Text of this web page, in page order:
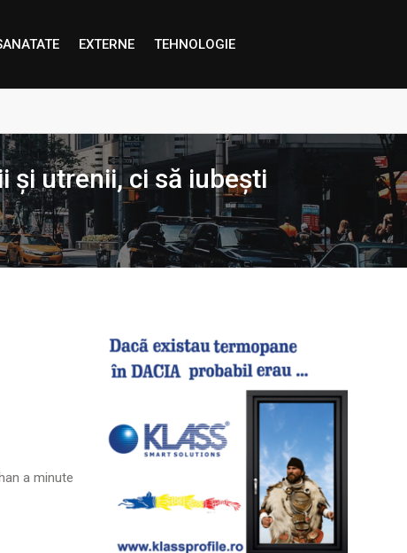
EXTERNE TEHNOLOGIE
decât credem”
și utrenii, ci să iubești
a minute